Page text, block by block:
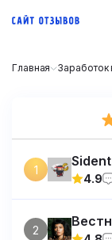
Главная Заработок
1
Sident
4.9
2